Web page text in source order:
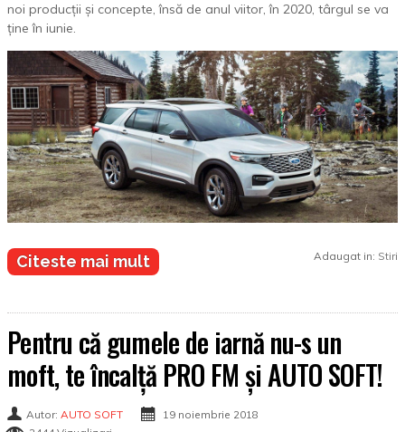
noi producții și concepte, însă de anul viitor, în 2020, târgul se va
ține în iunie.
Citeste mai mult Adaugat in: Stiri
Pentru că gumele de iarnă nu-s un
moft, te încalță PRO FM și AUTO SOFT!
Autor: AUTO SOFT
19 noiembrie 2018